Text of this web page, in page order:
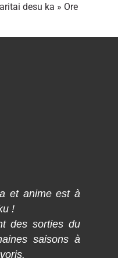
desu ka » Ore
et anime est à
!
des sorties du
saisons à